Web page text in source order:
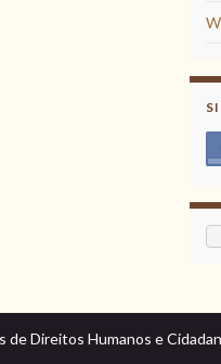
de Direitos Humanos e